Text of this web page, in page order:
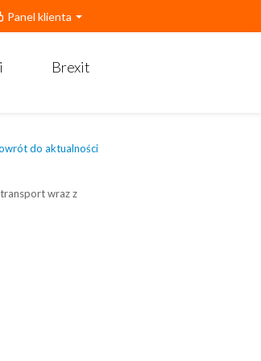
Panel klienta
Brexit
do aktualności
wraz z